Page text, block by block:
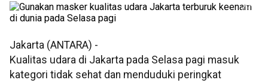
Jakarta (ANTARA) -
Kualitas udara di Jakarta pada Selasa pagi masuk
kategori tidak sehat dan menduduki peringkat